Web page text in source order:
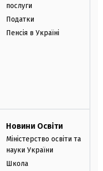
послуги
Податки
Пенсія в Україні
Новини Освіти
Міністерство освіти та
науки України
Школа